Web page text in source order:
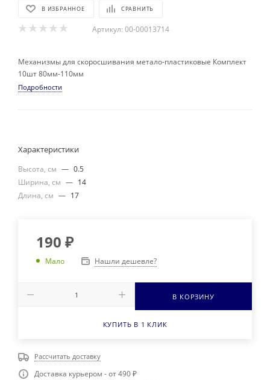
В ИЗБРАННОЕ СРАВНИТЬ
Артикул: 00-00013714
Механизмы для скоросшивания метало-пластиковые Комплект
10шт 80мм-110мм
Подробности
Характеристики
Высота, см — 0.5
Ширина, см — 14
Длина, см — 17
190 ₽
Мало Нашли дешевле?
В КОРЗИНУ
КУПИТЬ В 1 КЛИК
Рассчитать доставку
Доставка курьером - от 490 ₽